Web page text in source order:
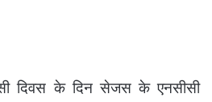
दिवस के दिन सेजस के एनसीसी